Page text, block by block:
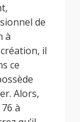
de
à
il
ce
Alors,
à